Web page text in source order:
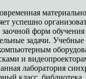
успешно
форм
задачи. Учебные
и
лаборатория
класс, библиотека,